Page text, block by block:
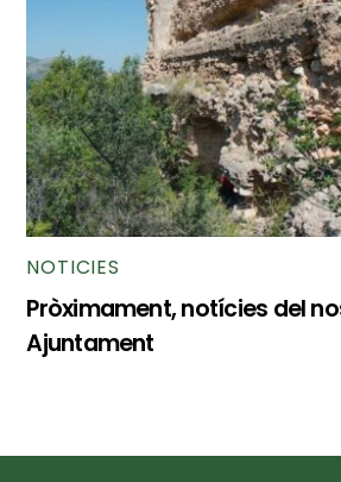
NOTICIES
Pròximament, notícies del
Ajuntament